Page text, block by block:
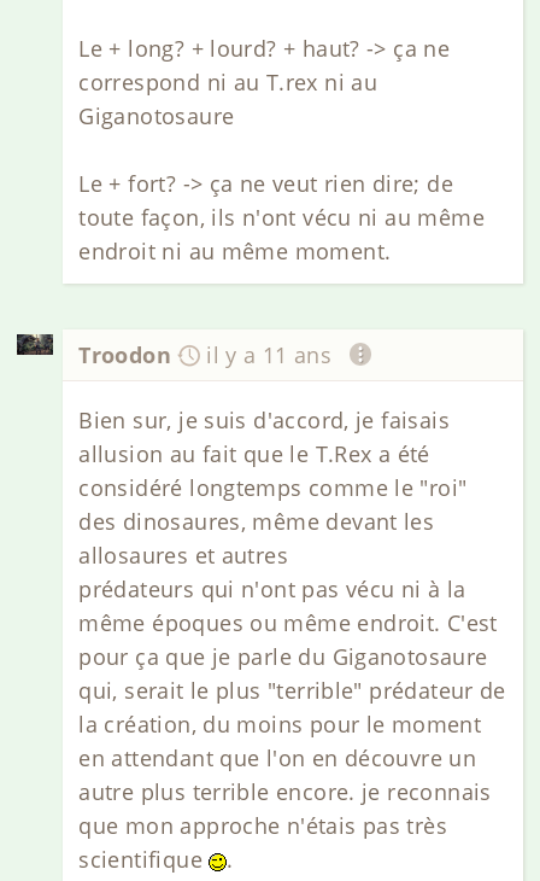
Le + long? + lourd? + haut? -> ça ne
correspond ni au T.rex ni au
Giganotosaure
Le + fort? -> ça ne veut rien dire; de
toute façon, ils n'ont vécu ni au même
endroit ni au même moment.
Troodon il y a 11 ans
Bien sur, je suis d'accord, je faisais
allusion au fait que le T.Rex a été
considéré longtemps comme le "roi"
des dinosaures, même devant les
allosaures et autres
prédateurs qui n'ont pas vécu ni à la
même époques ou même endroit. C'est
pour ça que je parle du Giganotosaure
qui, serait le plus "terrible" prédateur de
la création, du moins pour le moment
en attendant que l'on en découvre un
autre plus terrible encore. je reconnais
que mon approche n'étais pas très
scientifique
.